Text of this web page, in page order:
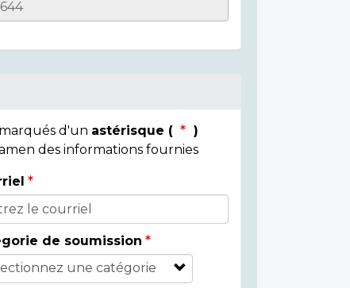
d'un astérisque (
)
des informations fournies
de soumission